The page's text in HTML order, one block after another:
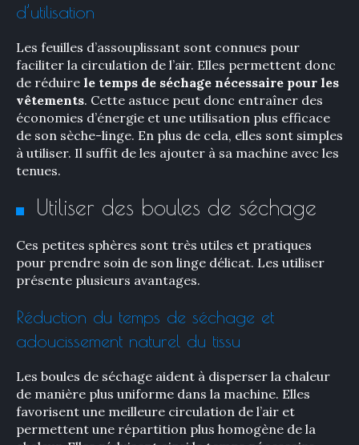
d’utilisation
Les feuilles d’assouplissant sont connues pour
faciliter la circulation de l’air. Elles permettent donc
de réduire le temps de séchage nécessaire pour les
vêtements. Cette astuce peut donc entraîner des
économies d’énergie et une utilisation plus efficace
de son sèche-linge. En plus de cela, elles sont simples
à utiliser. Il suffit de les ajouter à sa machine avec les
tenues.
Utiliser des boules de séchage
Ces petites sphères sont très utiles et pratiques
pour prendre soin de son linge délicat. Les utiliser
présente plusieurs avantages.
Réduction du temps de séchage et
adoucissement naturel du tissu
Les boules de séchage aident à disperser la chaleur
de manière plus uniforme dans la machine. Elles
favorisent une meilleure circulation de l’air et
permettent une répartition plus homogène de la